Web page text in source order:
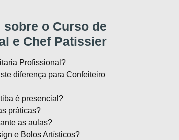
o Curso de
e Chef Patissier
Profissional?
diferença para Confeiteiro
é presencial?
práticas?
as aulas?
e Bolos Artísticos?